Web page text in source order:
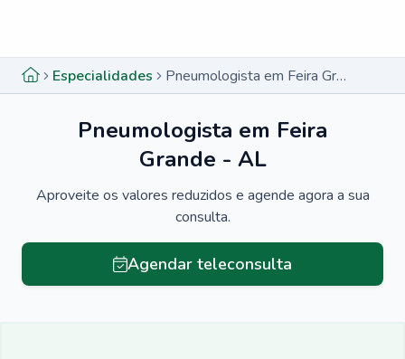
Especialidades Pneumologista em Feira Grande - AL
Pneumologista em Feira
Grande - AL
Aproveite os valores reduzidos e agende agora a sua
consulta.
Agendar teleconsulta